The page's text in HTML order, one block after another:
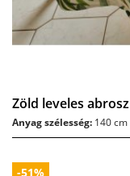
Zöld leveles abrosz
Anyag szélesség: 140 cm
-51%